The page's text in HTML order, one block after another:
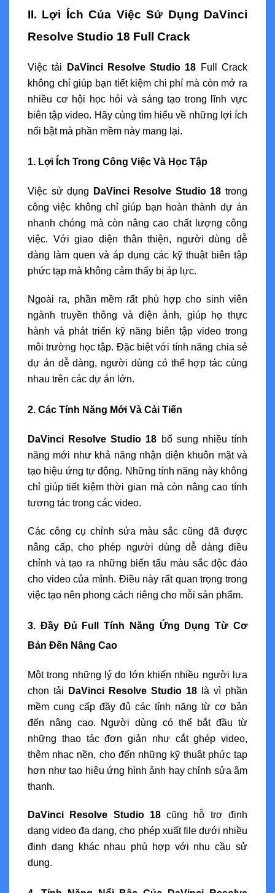
II. Lợi Ích Của Việc Sử Dụng DaVinci
Resolve Studio 18 Full Crack
Việc tải DaVinci Resolve Studio 18 Full Crack
không chỉ giúp bạn tiết kiệm chi phí mà còn mở ra
nhiều cơ hội học hỏi và sáng tạo trong lĩnh vực
biên tập video. Hãy cùng tìm hiểu về những lợi ích
nổi bật mà phần mềm này mang lại.
1. Lợi Ích Trong Công Việc Và Học Tập
Việc sử dụng DaVinci Resolve Studio 18 trong
công việc không chỉ giúp bạn hoàn thành dự án
nhanh chóng mà còn nâng cao chất lượng công
việc. Với giao diện thân thiện, người dùng dễ
dàng làm quen và áp dụng các kỹ thuật biên tập
phức tạp mà không cảm thấy bị áp lực.
Ngoài ra, phần mềm rất phù hợp cho sinh viên
ngành truyền thông và điện ảnh, giúp họ thực
hành và phát triển kỹ năng biên tập video trong
môi trường học tập. Đặc biệt với tính năng chia sẻ
dự án dễ dàng, người dùng có thể hợp tác cùng
nhau trên các dự án lớn.
2. Các Tính Năng Mới Và Cải Tiến
DaVinci Resolve Studio 18 bổ sung nhiều tính
năng mới như khả năng nhận diện khuôn mặt và
tạo hiệu ứng tự động. Những tính năng này không
chỉ giúp tiết kiệm thời gian mà còn nâng cao tính
tương tác trong các video.
Các công cụ chỉnh sửa màu sắc cũng đã được
nâng cấp, cho phép người dùng dễ dàng điều
chỉnh và tạo ra những biến tấu màu sắc độc đáo
cho video của mình. Điều này rất quan trọng trong
việc tạo nên phong cách riêng cho mỗi sản phẩm.
3. Đầy Đủ Full Tính Năng Ứng Dụng Từ Cơ
Bản Đến Nâng Cao
Một trong những lý do lớn khiến nhiều người lựa
chọn tải
DaVinci Resolve Studio 18 là vì phần
mềm cung cấp đầy đủ các tính năng từ cơ bản
đến nâng cao. Người dùng có thể bắt đầu từ
những thao tác đơn giản như cắt ghép video,
thêm nhạc nền, cho đến những kỹ thuật phức tạp
hơn như tạo hiệu ứng hình ảnh hay chỉnh sửa âm
thanh.
DaVinci Resolve Studio 18cũng hỗ trợ định
dạng video đa dạng, cho phép xuất file dưới nhiều
định dạng khác nhau phù hợp với nhu cầu sử
dụng.